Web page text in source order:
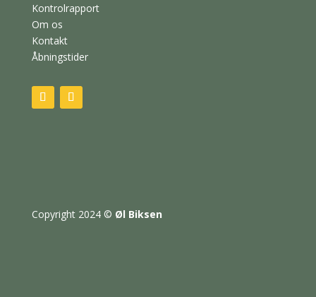
Kontrolrapport
Om os
Kontakt
Åbningstider
Copyright 2024 © Øl Biksen